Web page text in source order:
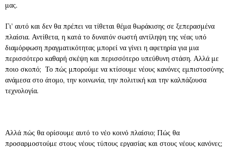
μας.
Γι’ αυτό και δεν θα πρέπει να τίθεται θέμα θωράκισης σε ξεπερασμένα
πλαίσια. Αντίθετα, η κατά το δυνατόν σωστή αντίληψη της νέας υπό
διαμόρφωση πραγματικότητας μπορεί να γίνει η αφετηρία για μια
περισσότερο καθαρή σκέψη και περισσότερο υπεύθυνη στάση. Αλλά με
ποιο σκοπό; Το πώς μπορούμε να κτίσουμε νέους κανόνες εμπιστοσύνης
ανάμεσα στο άτομο, την κοινωνία, την πολιτική και την καλπάζουσα
τεχνολογία.
Αλλά πώς θα ορίσουμε αυτό το νέο κοινό πλαίσιο; Πώς θα
προσαρμοστούμε στους νέους τύπους εργασίας και στους νέους κανόνες;